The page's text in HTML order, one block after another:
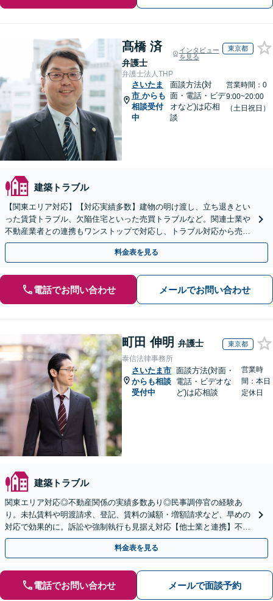
髙橋 済
弁護士
インタビュー
を見る
東京都
弁護士法人THP
さいたま
市 からも
相談受付
中
面談方法(対
面・電話・ビデ
オなど)は応相
談
営業時間：0
9:00~20:00
（土日祝日）
建築トラブル
【関東エリア対応】【対応実績多数】建物の明け渡し、立ち退きとい
った賃貸トラブル、欠陥住宅といった売買トラブルなど。関連士業や
不動産業者との連携もワンストップで対応し、トラブル対応から売却
まで徹底サポート【初回相談無料】
料金表を見る
電話でお問い合わせ メールでお問い合わせ
町田 伸明 弁護士 東京都
泰信法律事務所
さいたま市
からも相談
受付中
面談方法(対面・
電話・ビデオな
ど)は応相談
営業時
間：本日
定休日
建築トラブル
関東エリア対応◎不動産関係の実績多数あり◎民事調停官の経験あ
り。未払賃料や明渡請求、登記、賃料の減額・増額請求など、早めの
対応で効果的に。訴訟や強制執行も見据え対応【他士業と連携】不動
産登記・税関係も対応！十数年前の仮登記抹消請求の実績も◎
料金表を見る
電話でお問い合わせ メールで面談予約